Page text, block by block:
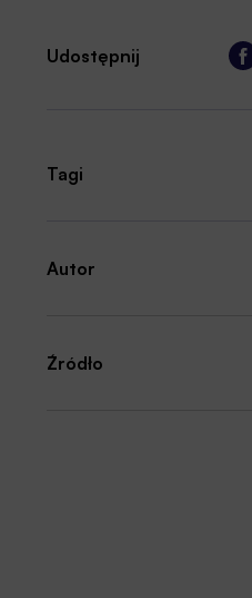
Udostępnij
Tagi
Autor
Źródło